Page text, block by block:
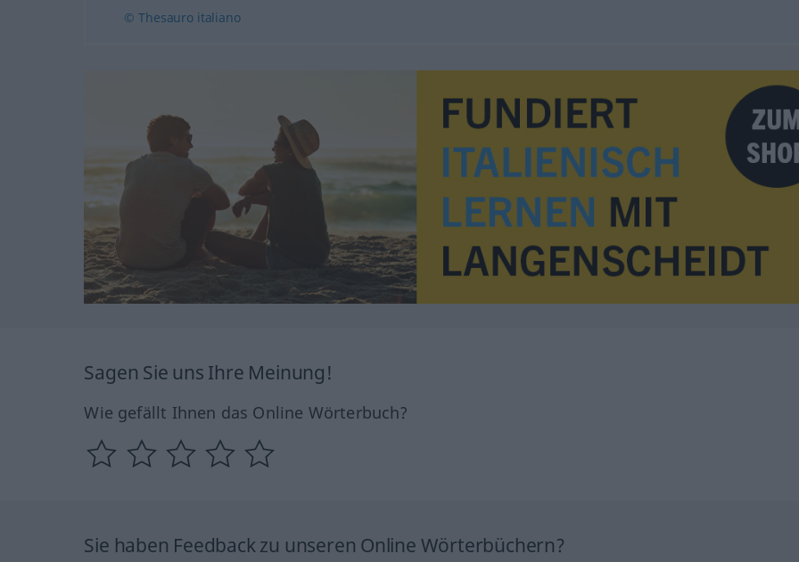
© Thesauro italiano
Sagen Sie uns Ihre Meinung!
Wie gefällt Ihnen das Online Wörterbuch?
Sie haben Feedback zu unseren Online Wörterbüchern?